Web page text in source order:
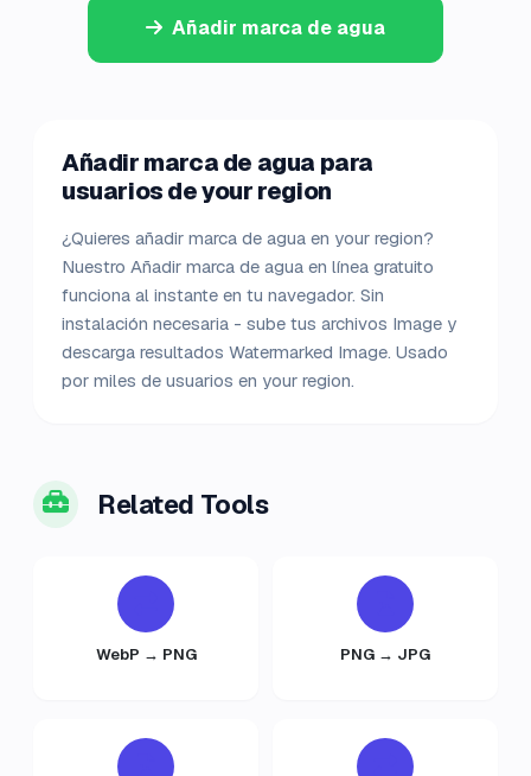
Añadir marca de agua
Añadir marca de agua para
usuarios de your region
¿Quieres añadir marca de agua en your region?
Nuestro Añadir marca de agua en línea gratuito
funciona al instante en tu navegador. Sin
instalación necesaria - sube tus archivos Image y
descarga resultados Watermarked Image. Usado
por miles de usuarios en your region.
Related Tools
WebP → PNG PNG → JPG